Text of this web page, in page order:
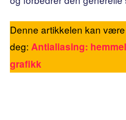
Denne artikkelen kan
deg: Antialiasing:
grafikk